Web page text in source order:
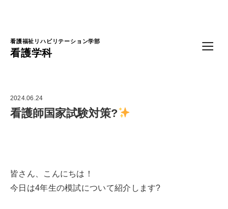
看護福祉リハビリテーション学部
看護学科
2024.06.24
看護師国家試験対策?
皆さん、こんにちは！
今日は4年生の模試について紹介します?